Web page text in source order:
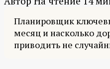
Планировщик
месяц и насколько
приводить не